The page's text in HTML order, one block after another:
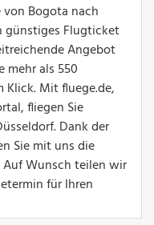
von Bogota nach
günstiges Flugticket
Angebot
mehr als 550
Klick. Mit fluege.de,
fliegen Sie
Dank der
Sie mit uns die
Wunsch teilen wir
für Ihren